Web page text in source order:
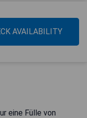
AVAILABILITY
eine Fülle von